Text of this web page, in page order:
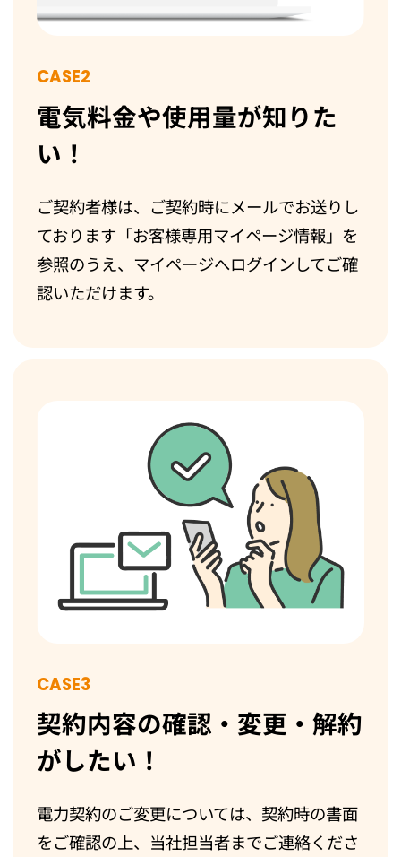
CASE2
電気料金や使用量が知りた
い！
ご契約者様は、ご契約時にメールでお送りし
ております「お客様専用マイページ情報」を
参照のうえ、マイページへログインしてご確
認いただけます。
CASE3
契約内容の確認・変更・解約
がしたい！
電力契約のご変更については、契約時の書面
をご確認の上、当社担当者までご連絡くださ